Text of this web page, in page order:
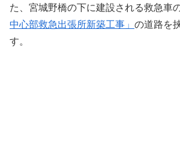
た、宮城野橋の下に建設される救急車
中心部救急出張所新築工事」 の道路を
す。